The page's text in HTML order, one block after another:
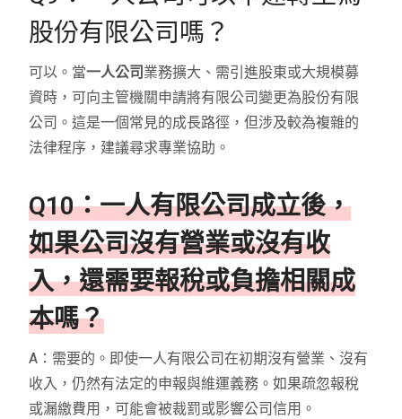
股份有限公司嗎？
可以。當一人公司 業務擴大、需引進股東或大規模募
資時，可向主管機關申請將有限公司變更為股份有限
公司。這是一個常見的成長路徑，但涉及較為複雜的
法律程序，建議尋求專業協助。
Q10：一人有限公司成立後，
如果公司沒有營業或沒有收
入，還需要報稅或負擔相關成
本嗎？
A：需要的。即使一人有限公司在初期沒有營業、沒有
收入，仍然有法定的申報與維運義務。如果疏忽報稅
或漏繳費用，可能會被裁罰或影響公司信用。